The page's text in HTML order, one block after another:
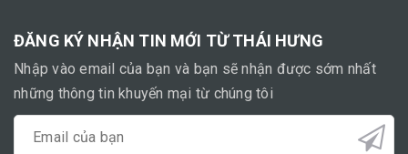
ĐĂNG KÝ NHẬN TIN MỚI TỪ THÁI HƯNG
Nhập vào email của bạn và bạn sẽ nhận được sớm nhất
những thông tin khuyến mại từ chúng tôi